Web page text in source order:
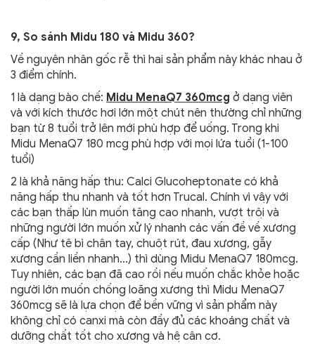
9, So sánh Midu 180 và Midu 360?
Về nguyên nhân gốc rễ thì hai sản phẩm này khác nhau ở
3 điểm chính.
1 là dạng bào chế: Midu MenaQ7 360mcg ở dạng viên
và với kích thước hơi lớn một chút nên thường chỉ những
bạn từ 8 tuổi trở lên mới phù hợp để uống. Trong khi
Midu MenaQ7 180 mcg phù hợp với mọi lứa tuổi (1-100
tuổi)
2 là khả năng hấp thu: Calci Glucoheptonate có khả
năng hấp thu nhanh và tốt hơn Trucal. Chính vì vậy với
các bạn thấp lùn muốn tăng cao nhanh, vượt trội và
những người lớn muốn xử lý nhanh các vấn đề về xương
cấp (Như tê bì chân tay, chuột rút, đau xương, gẫy
xương cần liền nhanh…) thì dùng Midu MenaQ7 180mcg.
Tuy nhiên, các bạn đã cao rồi nếu muốn chắc khỏe hoặc
người lớn muốn chống loãng xương thì Midu MenaQ7
360mcg sẽ là lựa chọn để bền vững vì sản phẩm này
không chỉ có canxi mà còn đầy đủ các khoáng chất và
dưỡng chất tốt cho xương và hệ cân cơ.